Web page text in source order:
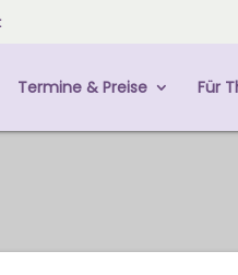
Termine & Preise Für